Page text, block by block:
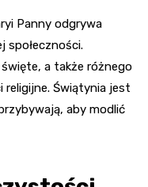
Panny odgrywa
społeczności.
a także różnego
Świątynia jest
aby modlić